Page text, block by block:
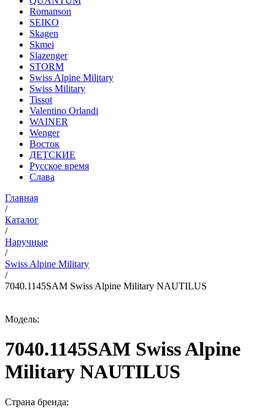
Romanson
SEIKO
Skagen
Skmei
Slazenger
STORM
Swiss Alpine Military
Swiss Military
Tissot
Valentino Orlandi
WAINER
Wenger
Восток
ДЕТСКИЕ
Русское время
Слава
Главная
/
Каталог
/
Наручные
/
Swiss Alpine Military
/
7040.1145SAM Swiss Alpine Military NAUTILUS
Модель:
7040.1145SAM Swiss Alpine
Military NAUTILUS
Страна бренда: